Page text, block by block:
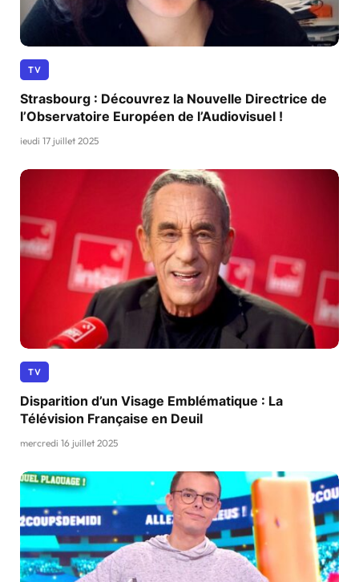
TV
Strasbourg : Découvrez la Nouvelle Directrice de
l’Observatoire Européen de l’Audiovisuel !
jeudi 17 juillet 2025
TV
Disparition d’un Visage Emblématique : La
Télévision Française en Deuil
mercredi 16 juillet 2025